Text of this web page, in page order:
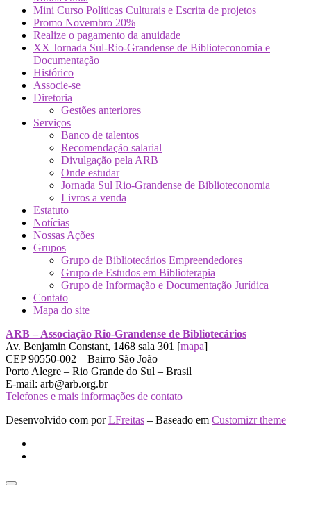
Mini Curso Políticas Culturais e Escrita de projetos
Promo Novembro 20%
Realize o pagamento da anuidade
XX Jornada Sul-Rio-Grandense de Biblioteconomia e
Documentação
Histórico
Associe-se
Diretoria
Gestões anteriores
Serviços
Banco de talentos
Recomendação salarial
Divulgação pela ARB
Onde estudar
Jornada Sul Rio-Grandense de Biblioteconomia
Livros a venda
Estatuto
Notícias
Nossas Ações
Grupos
Grupo de Bibliotecários Empreendedores
Grupo de Estudos em Biblioterapia
Grupo de Informação e Documentação Jurídica
Contato
Mapa do site
ARB – Associação Rio-Grandense de Bibliotecários
Av. Benjamin Constant, 1468 sala 301 [mapa]
CEP 90550-002 – Bairro São João
Porto Alegre – Rio Grande do Sul – Brasil
E-mail: arb@arb.org.br
Telefones e mais informações de contato
Desenvolvido com porLFreitas – Baseado em Customizr theme